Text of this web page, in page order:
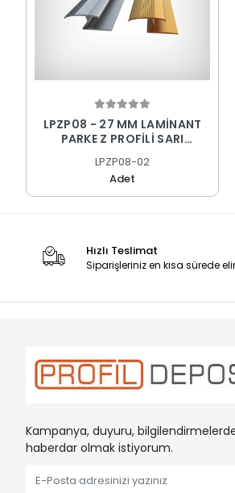
LPZP08 - 27 MM LAMİNANT
PARKE Z PROFİLİ SARI
LPZP08-02
Adet
Hızlı Teslimat
Siparişleriniz en kısa sürede
Kampanya, duyuru,
haberdar olmak istiyorum.